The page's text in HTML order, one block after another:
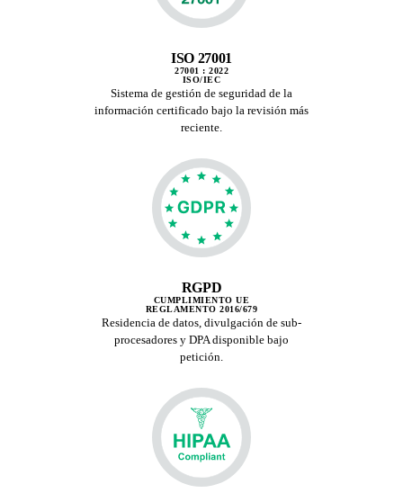
ISO 27001
27001 : 2022
ISO/IEC
Sistema de gestión de seguridad de la
información certificado bajo la revisión más
reciente.
RGPD
CUMPLIMIENTO UE
REGLAMENTO 2016/679
Residencia de datos, divulgación de sub-
procesadores y DPA disponible bajo
petición.